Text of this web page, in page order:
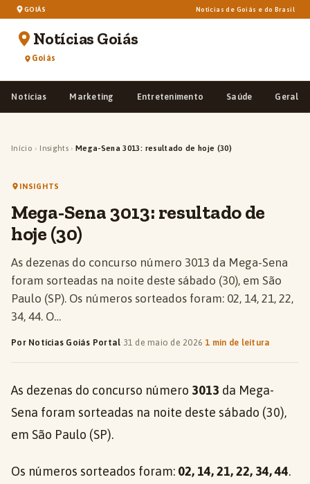
GOIÁS Notícias de Goiás e do Brasil
Notícias Goiás
Goiás
Notícias Marketing Entretenimento Saúde Geral
Início › Insights › Mega-Sena 3013: resultado de hoje (30)
INSIGHTS
Mega-Sena 3013: resultado de
hoje (30)
As dezenas do concurso número 3013 da Mega-Sena
foram sorteadas na noite deste sábado (30), em São
Paulo (SP). Os números sorteados foram: 02, 14, 21, 22,
34, 44. O…
Por Notícias Goiás Portal· 31 de maio de 2026·1 min de leitura
As dezenas do concurso número 3013 da Mega-
Sena foram sorteadas na noite deste sábado (30),
em São Paulo (SP).
Os números sorteados foram: 02, 14, 21, 22, 34, 44.